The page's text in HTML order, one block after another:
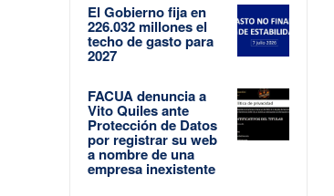
El Gobierno fija en
226.032 millones el
techo de gasto para
2027
FACUA denuncia a
Vito Quiles ante
Protección de Datos
por registrar su web
a nombre de una
empresa inexistente